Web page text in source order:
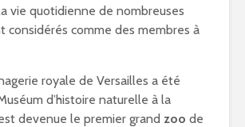
vie quotidienne de nombreuses
considérés comme des membres à
royale de Versailles a été
d’histoire naturelle à la
devenue le premier grand zoo de